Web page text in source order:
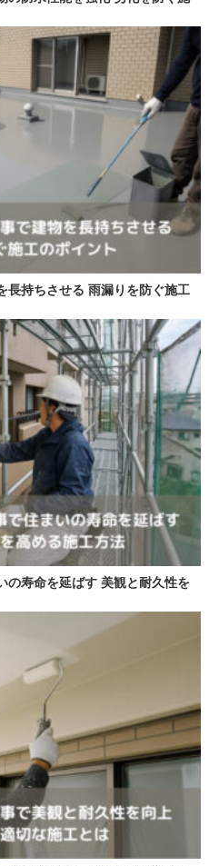
長持ちさせる 雨漏りを防ぐ施工
の寿命を延ばす 美観と耐久性を